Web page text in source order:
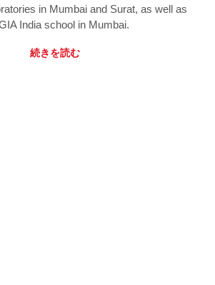
in Mumbai and Surat, as well as
India school in Mumbai.
続きを読む